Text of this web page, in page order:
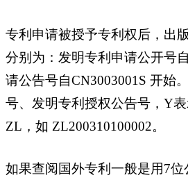
专利申请被授予专利权后，出
分别为：发明专利申请公开号
请公告号自CN3003001S 开始
号、发明专利授权公告号，Y
ZL，如 ZL200310100002。
如果查阅国外专利一般是用7